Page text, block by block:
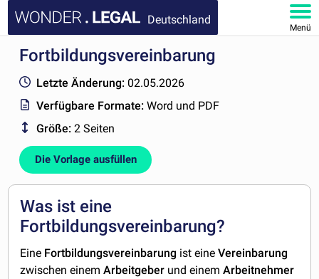
Deutschland
Menü
HOMEPAGE
DOKUMENTE
FAQ
KONTAKT
MEIN KONTO
Fortbildungsvereinbarung
Letzte Änderung: 02.05.2026
Verfügbare Formate:Word und PDF
Größe: 2 Seiten
Die Vorlage ausfüllen
Was ist eine
Fortbildungsvereinbarung?
Eine Fortbildungsvereinbarung ist eineVereinbarung
zwischen einemArbeitgeber und einemArbeitnehmer